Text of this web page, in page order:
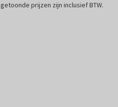
getoonde prijzen zijn inclusief BTW.